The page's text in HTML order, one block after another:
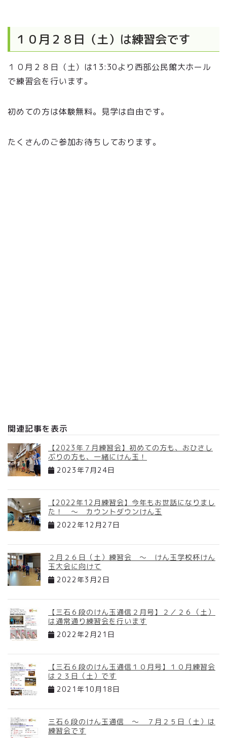
１０月２８日（土）は練習会です
１０月２８日（土）は13:30より西部公民館大ホール
で練習会を行います。
初めての方は体験無料。見学は自由です。
たくさんのご参加お待ちしております。
関連記事を表示
【2023年７月練習会】初めての方も、おひさし
ぶりの方も、一緒にけん玉！
2023年7月24日
【2022年12月練習会】今年もお世話になりまし
た！ ～ カウントダウンけん玉
2022年12月27日
２月２６日（土）練習会 ～ けん玉学校杯けん
玉大会に向けて
2022年3月2日
【三石６段のけん玉通信２月号】２／２６（土）
は通常通り練習会を行います
2022年2月21日
【三石６段のけん玉通信１０月号】１０月練習会
は２３日（土）です
2021年10月18日
三石６段のけん玉通信 ～ ７月２５日（土）は
練習会です